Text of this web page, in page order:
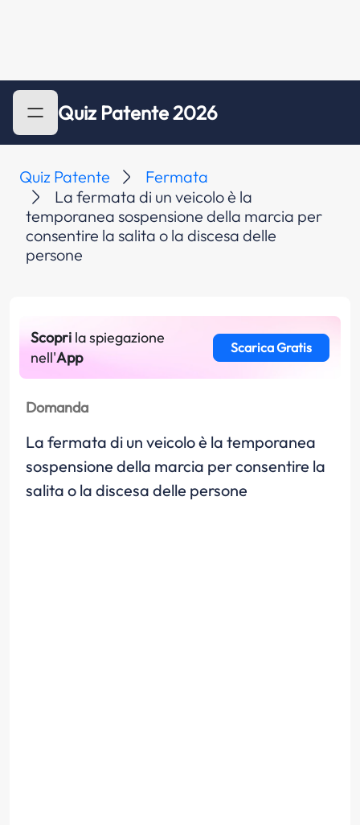
Quiz Patente 2026
Quiz Patente
Fermata
La fermata di un veicolo è la
temporanea sospensione della marcia per
consentire la salita o la discesa delle
persone
Scopri la spiegazione
nell'App
Scarica Gratis
Domanda
La fermata di un veicolo è la temporanea
sospensione della marcia per consentire la
salita o la discesa delle persone